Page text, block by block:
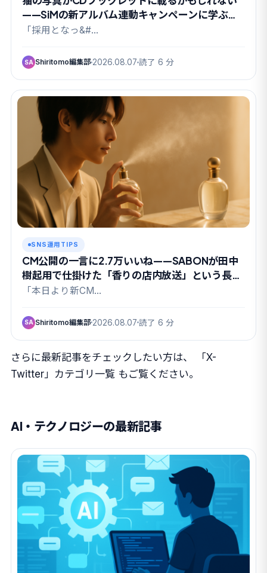
——SiMの新アルバム連動キャンペーンに学ぶ
UGC設計
「採用となっ&#…
SA Shiritomo編集部 2026.08.07 読了 6 分
SNS運用TIPS
CM公開の一言に2.7万いいね——SABONが田中
樹起用で仕掛けた「香りの店内放送」という長期
戦
「本日より新CM…
SA Shiritomo編集部 2026.08.07 読了 6 分
さらに最新記事をチェックしたい方は、
「X-
Twitter」カテゴリ一覧 もご覧ください。
AI・テクノロジーの最新記事